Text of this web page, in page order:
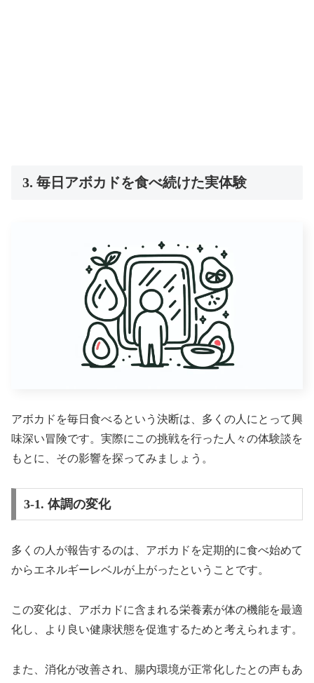
3. 毎日アボカドを食べ続けた実体験
アボカドを毎日食べるという決断は、多くの人にとって興
味深い冒険です。実際にこの挑戦を行った人々の体験談を
もとに、その影響を探ってみましょう。
3-1. 体調の変化
多くの人が報告するのは、アボカドを定期的に食べ始めて
からエネルギーレベルが上がったということです。
この変化は、アボカドに含まれる栄養素が体の機能を最適
化し、より良い健康状態を促進するためと考えられます。
また、消化が改善され、腸内環境が正常化したとの声もあ